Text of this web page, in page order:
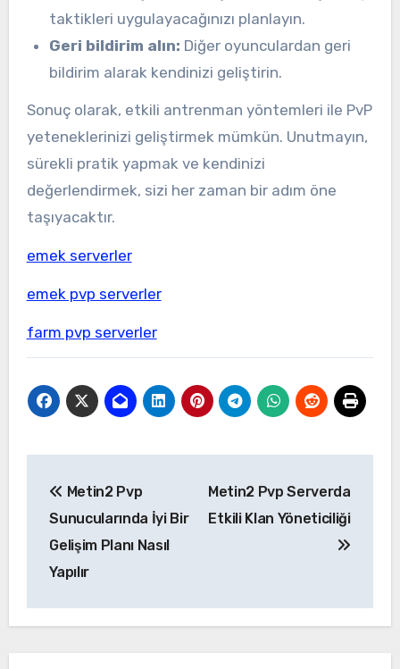
taktikleri uygulayacağınızı planlayın.
Geri bildirim alın: Diğer oyunculardan geri
bildirim alarak kendinizi geliştirin.
Sonuç olarak, etkili antrenman yöntemleri ile PvP
yeteneklerinizi geliştirmek mümkün. Unutmayın,
sürekli pratik yapmak ve kendinizi
değerlendirmek, sizi her zaman bir adım öne
taşıyacaktır.
emek serverler
emek pvp serverler
farm pvp serverler
gezinmesi
Metin2 Pvp
Sunucularında İyi Bir
Gelişim Planı Nasıl
Yapılır
Metin2 Pvp Serverda
Etkili Klan Yöneticiliği